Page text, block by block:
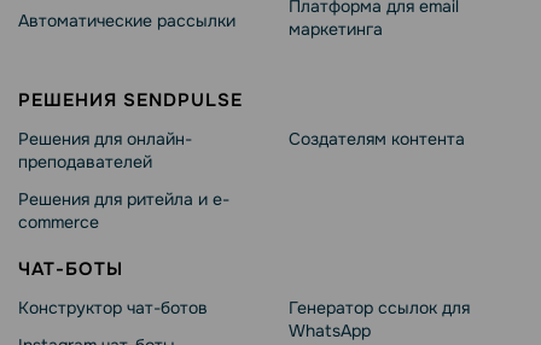
Автоматические рассылки
Платформа для email
маркетинга
РЕШЕНИЯ SENDPULSE
Решения для онлайн-
преподавателей
Решения для ритейла и e-
commerce
Создателям контента
ЧАТ-БОТЫ
Конструктор чат-ботов
Генератор ссылок для
WhatsApp